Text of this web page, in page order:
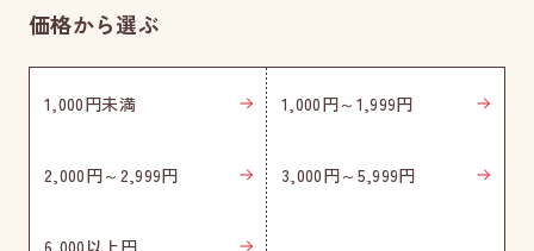
価格から選ぶ
1,000円未満 1,000円～1,999円
2,000円～2,999円 3,000円～5,999円
6,000以上円